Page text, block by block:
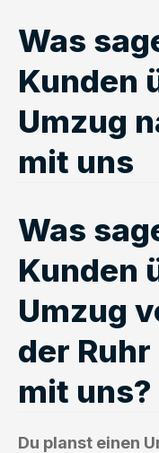
Was
Kunden
Umzug
mit uns
Was
Kunden
Umzug
der
mit uns?
Du planst einen